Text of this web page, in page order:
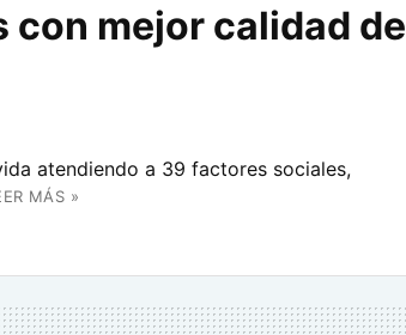
con mejor calidad de
atendiendo a 39 factores sociales,
MÁS »